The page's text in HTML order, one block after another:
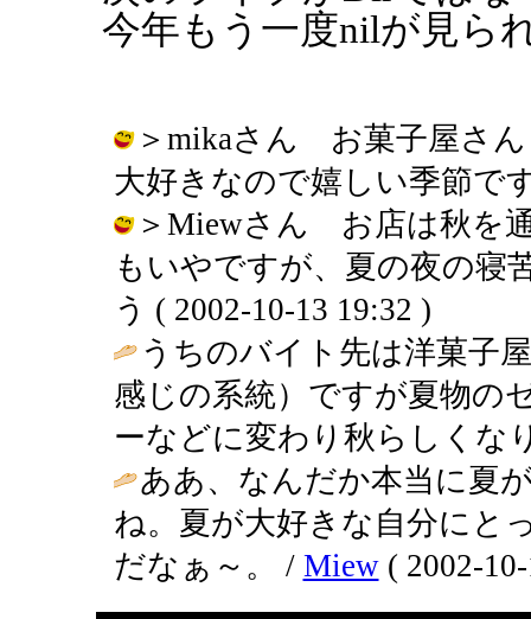
今年もう一度nilが見ら
＞mikaさん お菓子屋さん
大好きなので嬉しい季節で
＞Miewさん お店は秋を
もいやですが、夏の夜の寝
う ( 2002-10-13 19:32 )
うちのバイト先は洋菓子
感じの系統）ですが夏物の
ーなどに変わり秋らしくな
ああ、なんだか本当に夏
ね。夏が大好きな自分にと
だなぁ～。 / Miew( 2002-